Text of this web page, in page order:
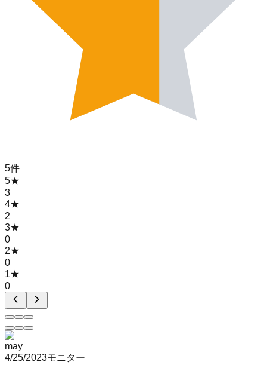
5件
5★
3
4★
2
3★
0
2★
0
1★
0
may
4/25/2023モニター